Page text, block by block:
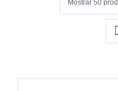
Mostrar 50